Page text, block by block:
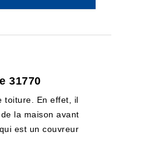
31770
toiture. En effet, il
la maison avant
est un couvreur